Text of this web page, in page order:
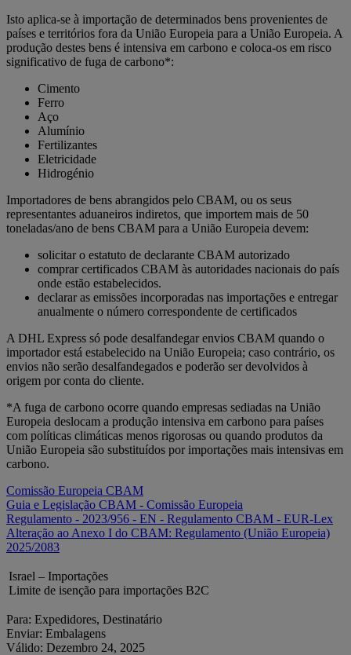
Isto aplica‑se à importação de determinados bens provenientes de
países e territórios fora da União Europeia para a União Europeia. A
produção destes bens é intensiva em carbono e coloca‑os em risco
significativo de fuga de carbono*:
Cimento
Ferro
Aço
Alumínio
Fertilizantes
Eletricidade
Hidrogénio
Importadores de bens abrangidos pelo CBAM, ou os seus
representantes aduaneiros indiretos, que importem mais de 50
toneladas/ano de bens CBAM para a União Europeia devem:
solicitar o estatuto de declarante CBAM autorizado
comprar certificados CBAM às autoridades nacionais do país
onde estão estabelecidos.
declarar as emissões incorporadas nas importações e entregar
anualmente o número correspondente de certificados
A DHL Express só pode desalfandegar envios CBAM quando o
importador está estabelecido na União Europeia; caso contrário, os
envios não serão desalfandegados e poderão ser devolvidos à
origem por conta do cliente.
*A fuga de carbono ocorre quando empresas sediadas na União
Europeia deslocam a produção intensiva em carbono para países
com políticas climáticas menos rigorosas ou quando produtos da
União Europeia são substituídos por importações mais intensivas em
carbono.
Comissão Europeia CBAM
Guia e Legislação CBAM - Comissão Europeia
Regulamento - 2023/956 - EN - Regulamento CBAM - EUR‑Lex
Alteração ao Anexo I do CBAM: Regulamento (União Europeia)
2025/2083
Israel – Importações
Limite de isenção para importações B2C
Para: Expedidores, Destinatário
Enviar: Embalagens
Válido: Dezembro 24, 2025